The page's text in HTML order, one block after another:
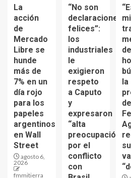
La
acción
de
Mercado
Libre se
hunde
más de
7% en un
día rojo
para los
papeles
argentinos
en Wall
Street
agosto 6,
2026
fmmitierra
“No son
declaraciones
felices”:
los
industriales
le
exigieron
respeto
a Caputo
y
expresaron
“alta
preocupación”
por el
conflicto
con
la